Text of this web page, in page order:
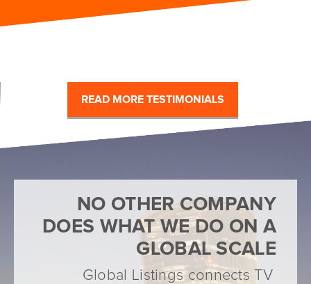
READ MORE TESTIMONIALS
NO OTHER COMPANY
DOES WHAT WE DO ON A
GLOBAL SCALE
Global Listings connects TV